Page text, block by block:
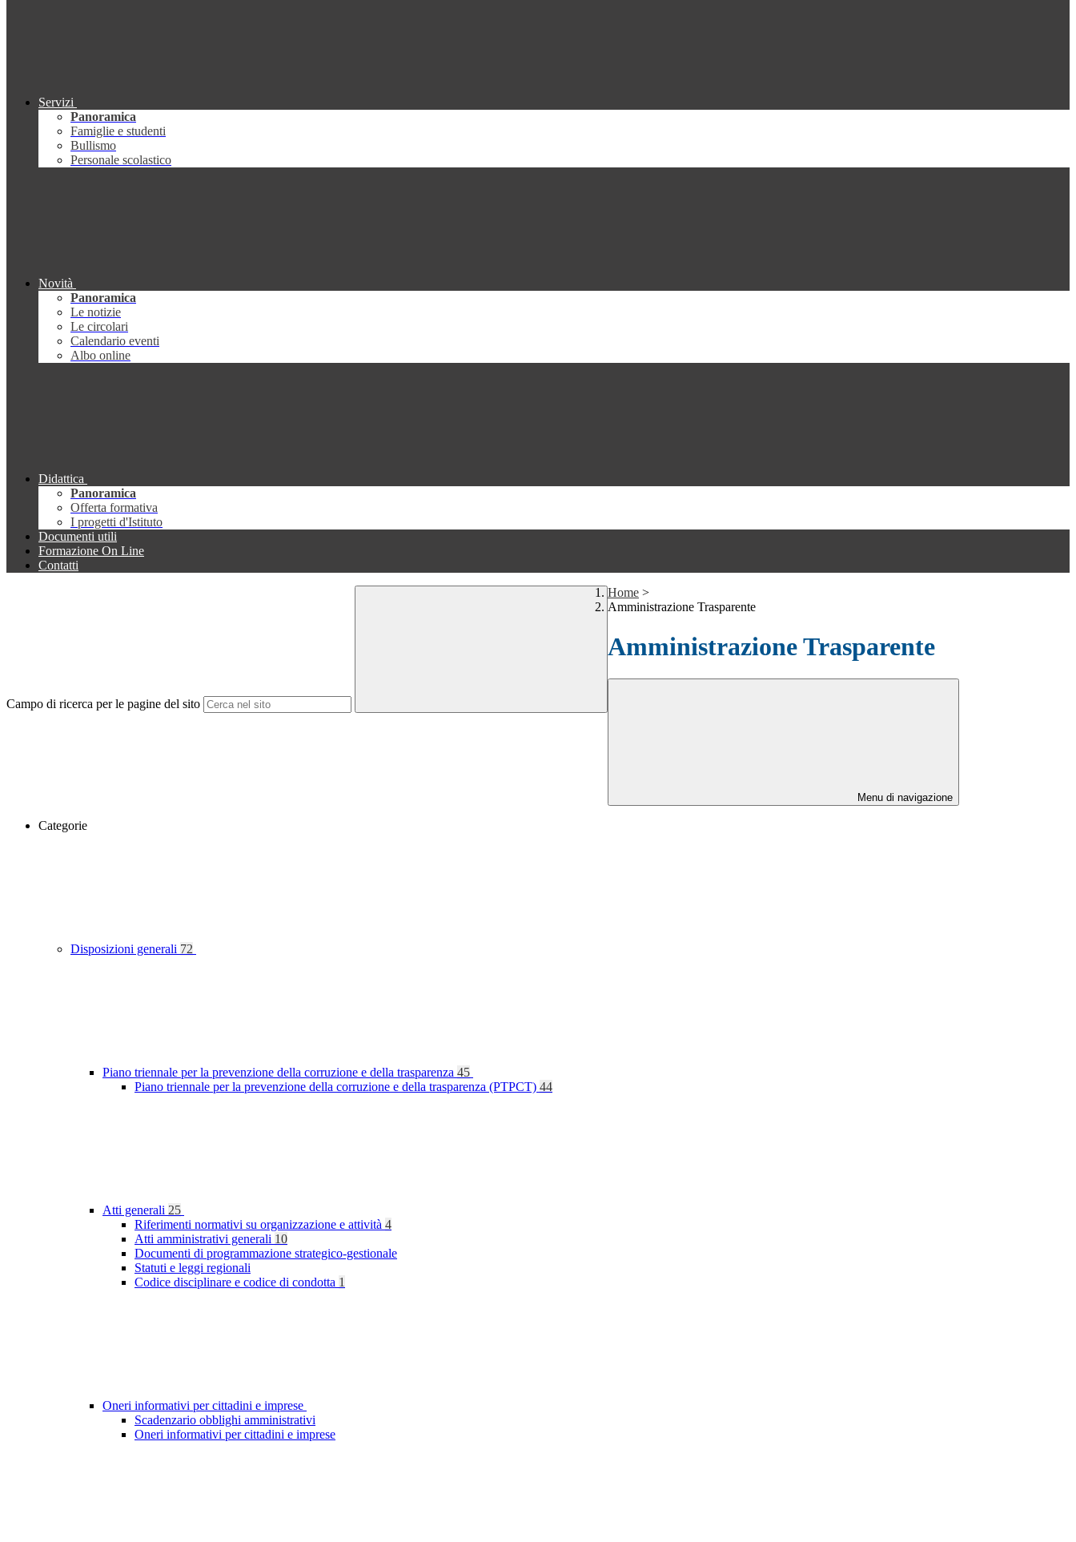
Servizi
Panoramica
Famiglie e studenti
Bullismo
Personale scolastico
Novità
Panoramica
Le notizie
Le circolari
Calendario eventi
Albo online
Didattica
Panoramica
Offerta formativa
I progetti d'Istituto
Documenti utili
Formazione On Line
Contatti
Campo di ricerca per le pagine del sito
Home >
Amministrazione Trasparente
Amministrazione Trasparente
Menu di navigazione
Categorie
Disposizioni generali 72
Piano triennale per la prevenzione della corruzione e della trasparenza 45
Piano triennale per la prevenzione della corruzione e della trasparenza (PTPCT) 44
Atti generali 25
Riferimenti normativi su organizzazione e attività 4
Atti amministrativi generali 10
Documenti di programmazione strategico-gestionale
Statuti e leggi regionali
Codice disciplinare e codice di condotta 1
Oneri informativi per cittadini e imprese
Scadenzario obblighi amministrativi
Oneri informativi per cittadini e imprese